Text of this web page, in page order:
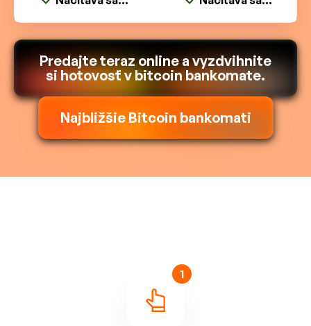
Predajte teraz online a vyzdvihnite
si hotovosť v bitcoin bankomate.
Najbližšie Bitcoin bankomati
1